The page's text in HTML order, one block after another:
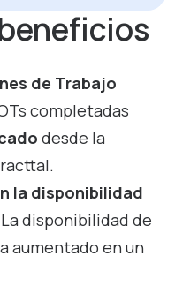
de Trabajo
completadas
desde la
la disponibilidad
disponibilidad de
aumentado en un